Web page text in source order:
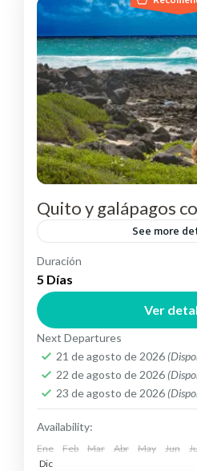
Quito y galápagos
See more
Conoce la capital
encantadas "Galápagos".
Medium
2 People
Duración
5 Días
Ver
Next Departures
21 de agosto de 2026
22 de agosto de 2026
23 de agosto de 2026
Availability:
Ene Feb Mar Abr May Jun
Dic